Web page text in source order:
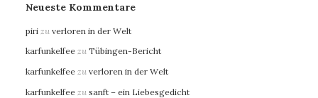
Neueste Kommentare
piri zu verloren in der Welt
karfunkelfee zu Tübingen-Bericht
karfunkelfee zu verloren in der Welt
karfunkelfee zu sanft – ein Liebesgedicht